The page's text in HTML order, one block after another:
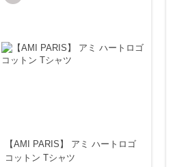
【AMI PARIS】 アミ ハートロゴ
コットン Tシャツ